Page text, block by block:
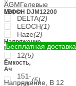
Марка
DELTA(2)
LEOCH(1)
Haze(2)
Напряжение,
В
12(5)
Ёмкость,
Ач
151-
250 (5)
AGMГелевые
LEOCH DJM12200
Бесплатная доставка
Напряжение, В 12